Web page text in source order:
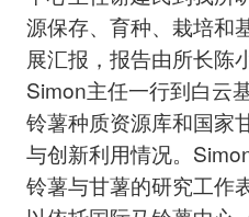
源保存、育种、栽培和
展汇报，报告由所长陈
Simon主任一行到白云
铃薯种质资源库和国家
与创新利用情况。
铃薯与甘薯的研究工作